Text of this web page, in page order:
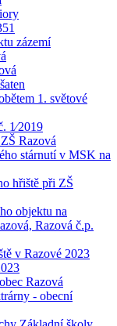
zázemí
1. světové
1⁄2019
Razová
stárnutí v MSK na
hřiště při ZŠ
objektu na
Razová č.p.
v Razové 2023
Razová
- obecní